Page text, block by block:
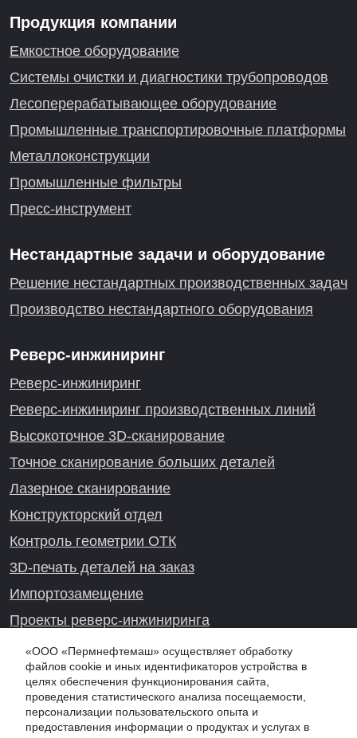
Продукция компании
Емкостное оборудование
Системы очистки и диагностики трубопроводов
Лесоперерабатывающее оборудование
Промышленные транспортировочные платформы
Металлоконструкции
Промышленные фильтры
Пресс-инструмент
Нестандартные задачи и оборудование
Решение нестандартных производственных задач
Производство нестандартного оборудования
Реверс-инжиниринг
Реверс-инжиниринг
Реверс-инжиниринг производственных линий
Высокоточное 3D-сканирование
Точное сканирование больших деталей
Лазерное сканирование
Конструкторский отдел
Контроль геометрии ОТК
3D-печать деталей на заказ
Импортозамещение
Проекты реверс-инжиниринга
Онлайн-консультация
«ООО «Пермнефтемаш» осуществляет обработку
файлов cookie и иных идентификаторов устройства в
целях обеспечения функционирования сайта,
проведения статистического анализа посещаемости,
персонализации пользовательского опыта и
предоставления информации о продуктах и услугах в